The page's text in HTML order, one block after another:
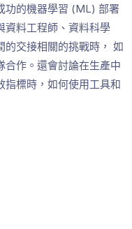
功的機器學習 (ML) 部署
資料工程師、資料科學
的交接相關的挑戰時， 如
合作。還會討論在生產中
指標時，如何使用工具和